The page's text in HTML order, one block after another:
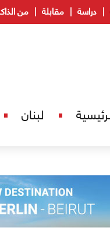
دراسة مقابلة من
لبنان